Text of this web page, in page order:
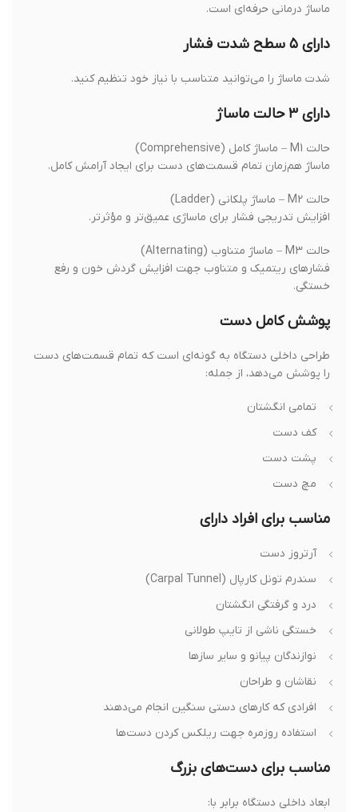
ماساژ درمانی حرفه‌ای است.
دارای ۵ سطح شدت فشار
شدت ماساژ را می‌توانید متناسب با نیاز خود تنظیم کنید.
دارای ۳ حالت ماساژ
حالت M1 – ماساژ کامل (Comprehensive)
ماساژ هم‌زمان تمام قسمت‌های دست برای ایجاد آرامش کامل.
حالت M2 – ماساژ پلکانی (Ladder)
افزایش تدریجی فشار برای ماساژی عمیق‌تر و مؤثرتر.
حالت M3 – ماساژ متناوب (Alternating)
فشارهای ریتمیک و متناوب جهت افزایش گردش خون و رفع
خستگی.
پوشش کامل دست
طراحی داخلی دستگاه به گونه‌ای است که تمام قسمت‌های دست
را پوشش می‌دهد، از جمله:
تمامی انگشتان
کف دست
پشت دست
مچ دست
مناسب برای افراد دارای
آرتروز دست
سندرم تونل کارپال (Carpal Tunnel)
درد و گرفتگی انگشتان
خستگی ناشی از تایپ طولانی
نوازندگان پیانو و سایر سازها
نقاشان و طراحان
افرادی که کارهای دستی سنگین انجام می‌دهند
استفاده روزمره جهت ریلکس کردن دست‌ها
مناسب برای دست‌های بزرگ
ابعاد داخلی دستگاه برابر با: